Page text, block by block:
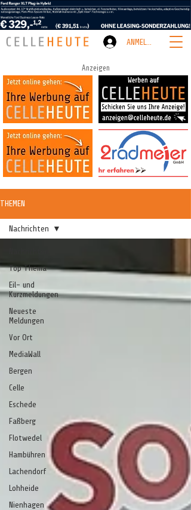
ANMELDEN
Anzeigen
THEMEN
Top Thema
Eil- und
Kurzmeldungen
Neueste
Meldungen
Vor Ort
MediaWall
Bergen
Celle
Eschede
Faßberg
Flotwedel
Hambühren
Lachendorf
Lohheide
Nienhagen
Nachrichten